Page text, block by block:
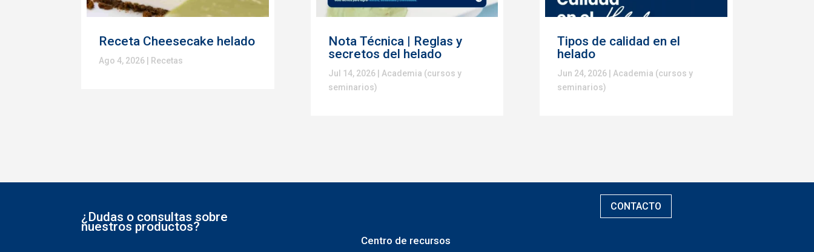
Receta Cheesecake helado
Ago 4, 2026 Recetas
Nota Técnica | Reglas y
secretos del helado
Jul 14, 2026| Academia (cursos y
seminarios)
Tipos de calidad en el
helado
Jun 24, 2026| Academia (cursos y
seminarios)
¿Dudas o consultas sobre
nuestros productos?
Centro de recursos
CONTACTO